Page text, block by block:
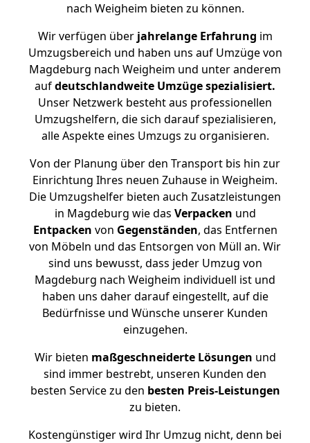
nach Weigheim bieten zu können.
Wir verfügen überjahrelange Erfahrung im
Umzugsbereich und haben uns auf Umzüge von
Magdeburg nach Weigheim und unter anderem
aufdeutschlandweite Umzüge spezialisiert.
Unser Netzwerk besteht aus professionellen
Umzugshelfern, die sich darauf spezialisieren,
alle Aspekte eines Umzugs zu organisieren.
Von der Planung über den Transport bis hin zur
Einrichtung Ihres neuen Zuhause in Weigheim.
Die Umzugshelfer bieten auch Zusatzleistungen
in Magdeburg wie das Verpacken und
Entpacken von Gegenständen, das Entfernen
von Möbeln und das Entsorgen von Müll an. Wir
sind uns bewusst, dass jeder Umzug von
Magdeburg nach Weigheim individuell ist und
haben uns daher darauf eingestellt, auf die
Bedürfnisse und Wünsche unserer Kunden
einzugehen.
Wir bieten maßgeschneiderte Lösungen und
sind immer bestrebt, unseren Kunden den
besten Service zu den besten Preis-Leistungen
zu bieten.
Kostengünstiger wird Ihr Umzug nicht, denn bei